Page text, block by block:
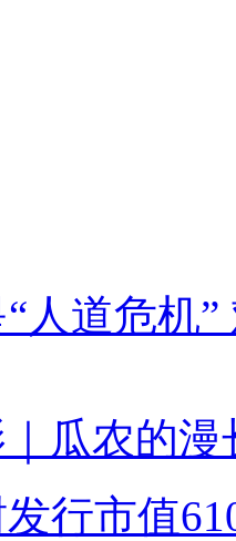
“人道危机
瓜农的漫
行市值